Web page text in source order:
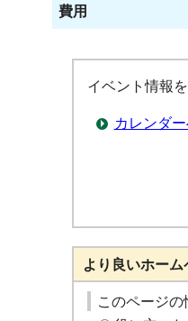
費用
イベント情報
カレンダ
より良いホーム
このページの